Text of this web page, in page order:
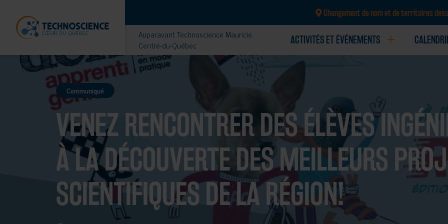
Changement de nom et de territoires
Auparavant Technoscience Mauricie,
Centre-du-Québec
ACTIVITÉS ET ÉVÉNEMENTS
Communiqué
VENEZ RENCONTRER DES ÉLÈVES
À LA DÉCOUVERTE DES MEILLEURS
SCIENTIFIQUES DE LA RÉGION!